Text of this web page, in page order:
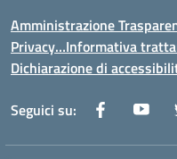
Amministrazione
Privacy…Informativa
Dichiarazione di
Seguici su: